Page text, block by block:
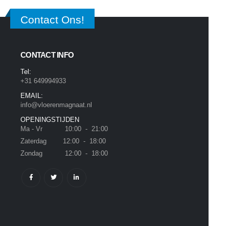
Contact Ons!
CONTACT INFO
Tel:
+31 649994933
EMAIL:
info@vloerenmagnaat.nl
OPENINGSTIJDEN
Ma - Vr 10:00 - 21:00
Zaterdag 12:00 - 18:00
Zondag 12:00 - 18:00